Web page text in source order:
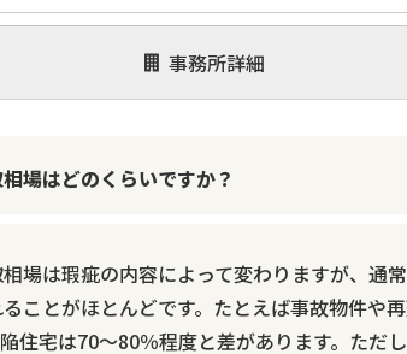
事務所詳細
場はどのくらいですか？
場は瑕疵の内容によって変わりますが、通
ことがほとんどです。たとえば事故物件や
住宅は70～80％程度と差があります。ただ